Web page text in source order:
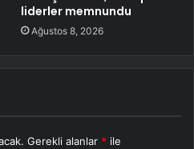
liderler memnundu
Ağustos 8, 2026
Gerekli alanlar * ile